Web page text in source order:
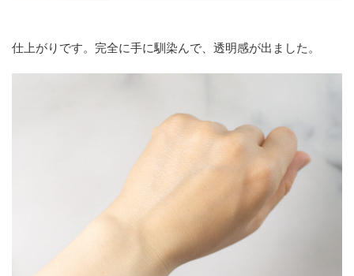
仕上がりです。完全に手に馴染んで、透明感が出ました。